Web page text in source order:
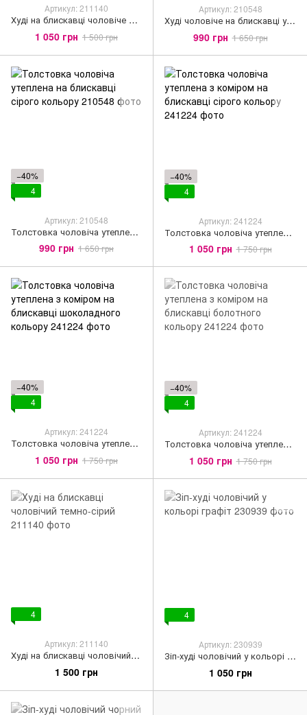
Артикул: 211140
Худі на блискавці чоловіче сіро-блакитного кольору
1 050 грн 1 500 грн
Артикул: 210548
Худі чоловіче на блискавці утеплене, Чорний колір
990 грн 1 650 грн
−40%
4
Артикул: 210548
Толстовка чоловіча утеплена на блискавці сірого кольору
990 грн 1 650 грн
−40%
4
Артикул: 241224
Толстовка чоловіча утеплена з коміром на блискавці сірого кольору
1 050 грн 1 750 грн
−40%
4
Артикул: 241224
Толстовка чоловіча утеплена з коміром на блискавці шоколадного кольору
1 050 грн 1 750 грн
−40%
4
Артикул: 241224
Толстовка чоловіча утеплена з коміром на блискавці болотного кольору
1 050 грн 1 750 грн
4
Артикул: 211140
Худі на блискавці чоловічий темно-сірий
1 500 грн
4
Артикул: 230939
Зіп-худі чоловічий у кольорі графіт
1 050 грн